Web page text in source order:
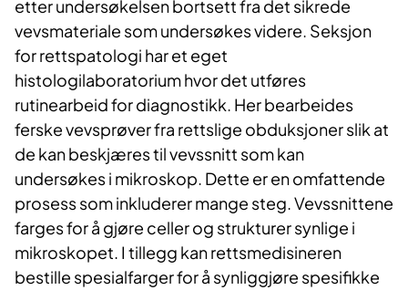
etter undersøkelsen bortsett fra det sikrede
vevsmateriale som undersøkes videre. Seksjon
for rettspatologi har et eget
histologilaboratorium hvor det utføres
rutinearbeid for diagnostikk. Her bearbeides
ferske vevsprøver fra rettslige obduksjoner slik at
de kan beskjæres til vevssnitt som kan
undersøkes i mikroskop. Dette er en omfattende
prosess som inkluderer mange steg. Vevssnittene
farges for å gjøre celler og strukturer synlige i
mikroskopet. I tillegg kan rettsmedisineren
bestille spesialfarger for å synliggjøre spesifikke